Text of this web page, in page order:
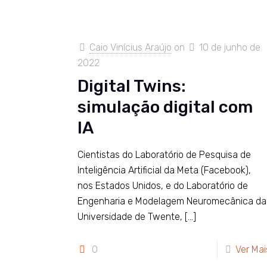
Caio Vinícius Araújo on
10 de junho de
2022
Digital Twins:
simulação digital com
IA
Cientistas do Laboratório de Pesquisa de
Inteligência Artificial da Meta (Facebook),
nos Estados Unidos, e do Laboratório de
Engenharia e Modelagem Neuromecânica da
Universidade de Twente, […]
0 Ver